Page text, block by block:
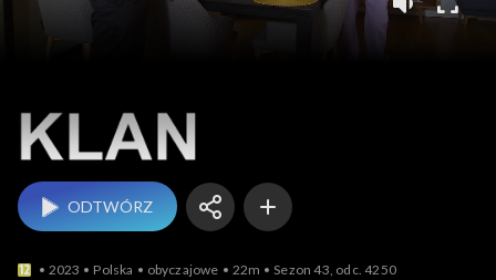
ODTWÓRZ
2023 Polska obyczajowe 22m Sezon 43, odc. 4250